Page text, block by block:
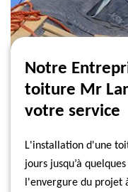
Notre
toiture Mr
votre service
L'installation d'une
jours jusqu’à
l'envergure du projet